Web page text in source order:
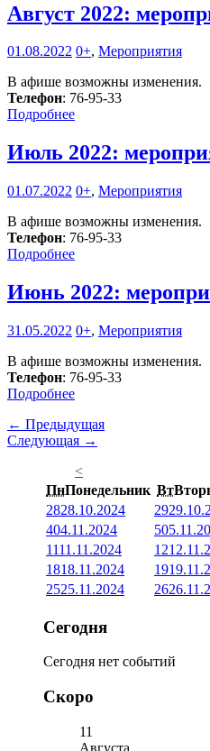
Август 2022:
01.08.2022 0+, Мероприятия
В афише возможны изменения.
Телефон: 76-95-33
Подробнее
Июль 2022:
01.07.2022 0+, Мероприятия
В афише возможны изменения.
Телефон: 76-95-33
Подробнее
Июнь 2022:
31.05.2022 0+, Мероприятия
В афише возможны изменения.
Телефон: 76-95-33
Подробнее
← Предыдущая
Следующая →
<
ПнПонедельник Вт
2828.10.2024 29
404.11.2024 5
1111.11.2024 12
1818.11.2024 19
2525.11.2024 26
Сегодня
Сегодня нет событий
Скоро
11
Августа